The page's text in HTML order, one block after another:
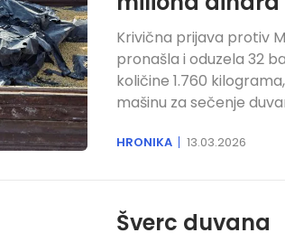
Krivična prijava protiv
pronašla i oduzela 32
količine 1.760
mašinu za sečenje
HRONIKA 13.03.2026
Šverc duvana